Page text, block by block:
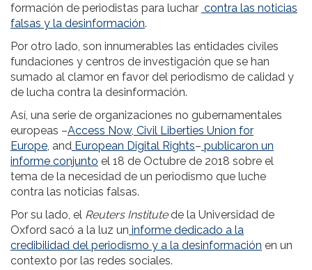
formación de periodistas para luchar contra las noticias
falsas y la desinformación.
Por otro lado, son innumerables las entidades civiles
fundaciones y centros de investigación que se han
sumado al clamor en favor del periodismo de calidad y
de lucha contra la desinformación.
Así, una serie de organizaciones no gubernamentales
europeas –Access Now, Civil Liberties Union for
Europe, and European Digital Rights– publicaron un
informe conjunto el 18 de Octubre de 2018 sobre el
tema de la necesidad de un periodismo que luche
contra las noticias falsas.
Por su lado, el Reuters Institutede la Universidad de
Oxford sacó a la luz un informe dedicado a la
credibilidad del periodismo y a la desinformación en un
contexto por las redes sociales.